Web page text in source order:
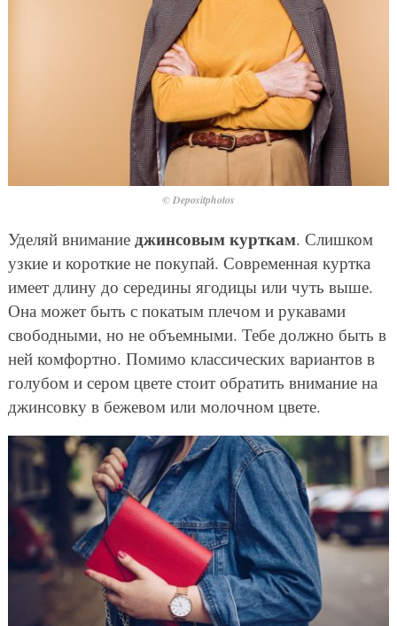
© Depositphotos
Уделяй внимание джинсовым курткам. Слишком
узкие и короткие не покупай. Современная куртка
имеет длину до середины ягодицы или чуть выше.
Она может быть с покатым плечом и рукавами
свободными, но не объемными. Тебе должно быть в
ней комфортно. Помимо классических вариантов в
голубом и сером цвете стоит обратить внимание на
джинсовку в бежевом или молочном цвете.